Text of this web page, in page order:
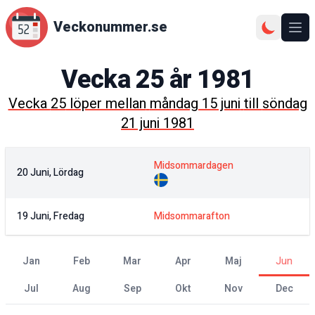
Veckonummer.se
Vecka25år 1981
Vecka25löper mellanmåndag 15 junitillsöndag
21 juni 1981
20 Juni, Lördag Midsommardagen
19 Juni, Fredag Midsommarafton
jan feb mar apr maj
jun
jul
aug sep okt nov dec